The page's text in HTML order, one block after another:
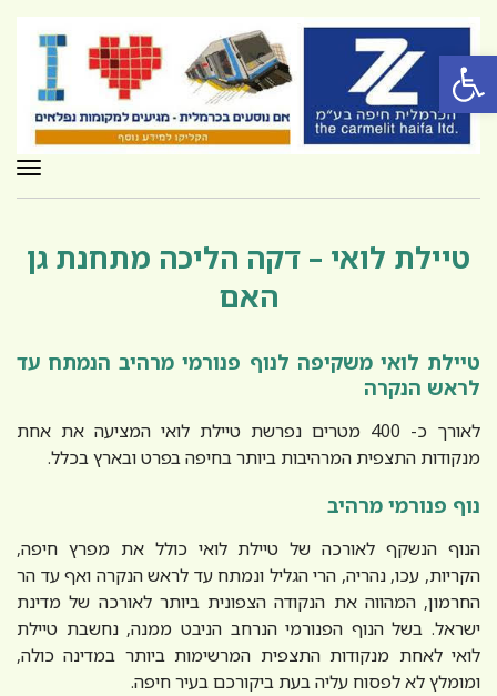
טיילת לואי – דקה הליכה מתחנת גן
האם
טיילת לואי משקיפה לנוף פנורמי מרהיב הנמתח עד
לראש הנקרה
לאורך כ- 400 מטרים נפרשת טיילת לואי המציעה את אחת
מנקודות התצפית המרהיבות ביותר בחיפה בפרט ובארץ בכלל.
נוף פנורמי מרהיב
הנוף הנשקף לאורכה של טיילת לואי כולל את מפרץ חיפה,
הקריות, עכו, נהריה, הרי הגליל ונמתח עד לראש הנקרה ואף עד הר
החרמון, המהווה את הנקודה הצפונית ביותר לאורכה של מדינת
ישראל. בשל הנוף הפנורמי הנרחב הניבט ממנה, נחשבת טיילת
לואי לאחת מנקודות התצפית המרשימות ביותר במדינה כולה,
ומומלץ לא לפסוח עליה בעת ביקורכם בעיר חיפה.
פתח סרגל נגישות